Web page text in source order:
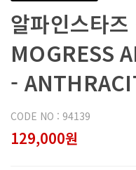
알파인스타
MOGRESS
-
CODE NO : 94139
129,000원